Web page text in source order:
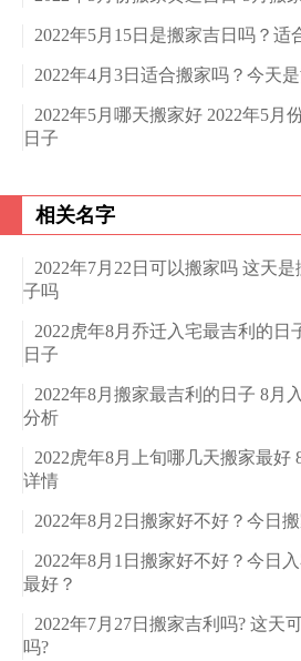
2022年5月15日是搬家吉日吗？适
2022年4月3日适合搬家吗？今天
2022年5月哪天搬家好 2022年5月
日子
相关名字
2022年7月22日可以搬家吗 这天是
子吗
2022虎年8月乔迁入宅最吉利的日
日子
2022年8月搬家最吉利的日子 8月
分析
2022虎年8月上旬哪几天搬家最好
详情
2022年8月2日搬家好不好？今日
2022年8月1日搬家好不好？今日
最好？
2022年7月27日搬家吉利吗? 这天
吗?